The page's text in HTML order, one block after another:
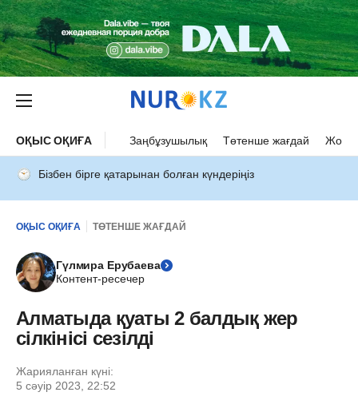
ОҚЫС ОҚИҒА Заңбұзушылық Төтенше жағдай Жол
Бізбен бірге қатарынан болған күндеріңіз
ОҚЫС ОҚИҒА ТӨТЕНШЕ ЖАҒДАЙ
Гүлмира Ерубаева
Контент-ресечер
Алматыда қуаты 2 балдық жер
сілкінісі сезілді
Жарияланған күні:
5 сәуір 2023, 22:52